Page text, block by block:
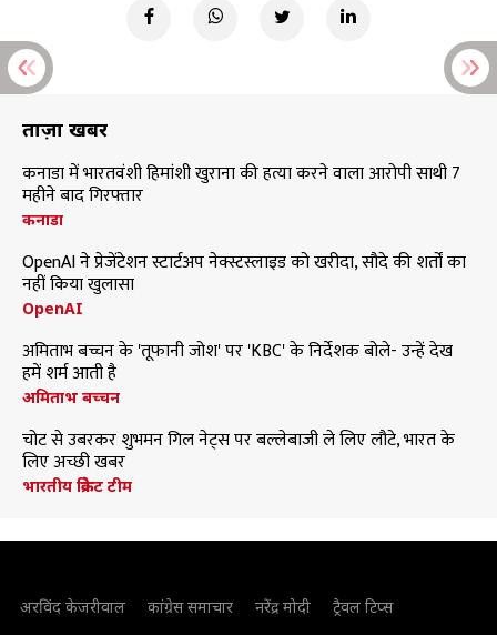
ताज़ा खबरें
कनाडा में भारतवंशी हिमांशी खुराना की हत्या करने वाला आरोपी साथी 7
महीने बाद गिरफ्तार
कनाडा
OpenAI ने प्रेजेंटेशन स्टार्टअप नेक्स्टस्लाइड को खरीदा, सौदे की शर्तों का
नहीं किया खुलासा
OpenAI
अमिताभ बच्चन के 'तूफानी जोश' पर 'KBC' के निर्देशक बोले- उन्हें देख
हमें शर्म आती है
अमिताभ बच्चन
चोट से उबरकर शुभमन गिल नेट्स पर बल्लेबाजी ले लिए लौटे, भारत के
लिए अच्छी खबर
भारतीय क्रिकेट टीम
अरविंद केजरीवाल कांग्रेस समाचार नरेंद्र मोदी ट्रैवल टिप्स